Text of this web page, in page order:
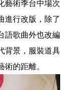
藝術季台中場次
進行改版，除了
語歌曲外也改編
背景，服裝道具
的距離。